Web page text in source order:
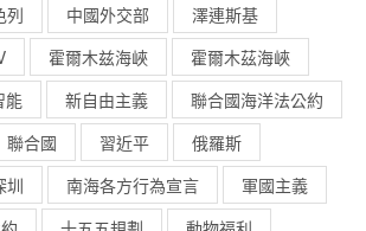
列 中國外交部
澤連斯基
霍爾木兹海峽
霍爾木茲海峽
能 新自由主義
聯合國海洋法公約
聯合國 習近平
俄羅斯
圳 南海各方行為宣言
軍國主義